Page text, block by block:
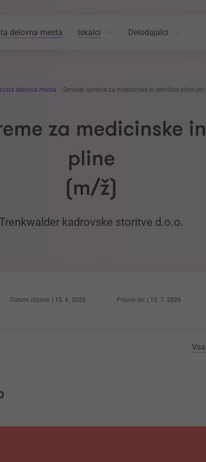
delovna mesta Iskalci Delodajalci
delovna mesta Serviser opreme za medicinske in tehnične pline
za medicinske
pline
(m/ž)
kadrovske storitve d.o.o.
Datum objave: 15. 6. 2026 Prijave do: 15. 7. 2026